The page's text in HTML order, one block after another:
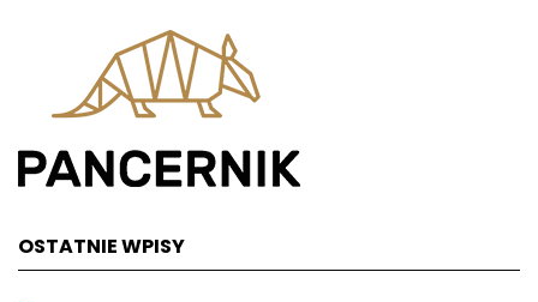
OSTATNIE WPISY